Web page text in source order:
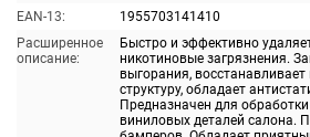
EAN-13:
1955703141410
Расширенное
описание:
Быстро и эффективно
никотиновые загрязнения.
выгорания,
структуру, обладает
Предназначен для
виниловых деталей салона.